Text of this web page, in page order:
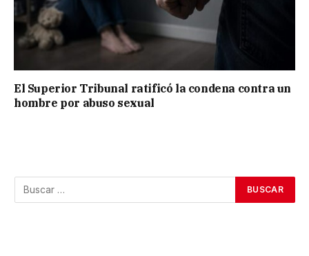
El Superior Tribunal ratificó la condena contra un
hombre por abuso sexual